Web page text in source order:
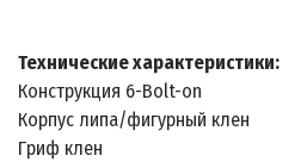
Технические характеристики:
Конструкция 6-Bolt-on
Корпус липа/фигурный клен
Гриф клен